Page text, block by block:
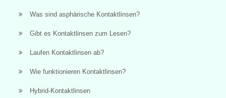
Was sind asphärische Kontaktlinsen?
Gibt es Kontaktlinsen zum Lesen?
Laufen Kontaktlinsen ab?
Wie funktionieren Kontaktlinsen?
Hybrid-Kontaktlinsen